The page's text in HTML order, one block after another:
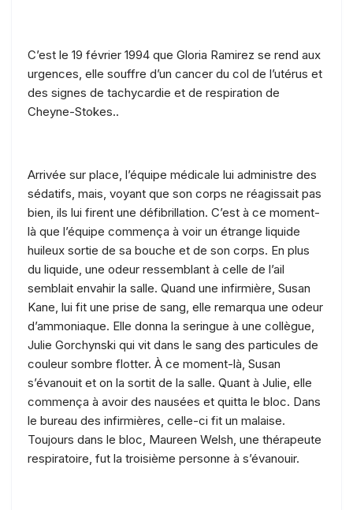
C’est le 19 février 1994 que Gloria Ramirez se rend aux
urgences, elle souffre d’un cancer du col de l’utérus et
des signes de tachycardie et de respiration de
Cheyne-Stokes..
Arrivée sur place, l’équipe médicale lui administre des
sédatifs, mais, voyant que son corps ne réagissait pas
bien, ils lui firent une défibrillation. C’est à ce moment-
là que l’équipe commença à voir un étrange liquide
huileux sortie de sa bouche et de son corps. En plus
du liquide, une odeur ressemblant à celle de l’ail
semblait envahir la salle. Quand une infirmière, Susan
Kane, lui fit une prise de sang, elle remarqua une odeur
d’ammoniaque. Elle donna la seringue à une collègue,
Julie Gorchynski qui vit dans le sang des particules de
couleur sombre flotter. À ce moment-là, Susan
s’évanouit et on la sortit de la salle. Quant à Julie, elle
commença à avoir des nausées et quitta le bloc. Dans
le bureau des infirmières, celle-ci fit un malaise.
Toujours dans le bloc, Maureen Welsh, une thérapeute
respiratoire, fut la troisième personne à s’évanouir.